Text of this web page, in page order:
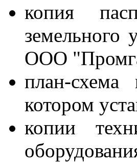
копия
земельного
ООО
план-
котором
копии